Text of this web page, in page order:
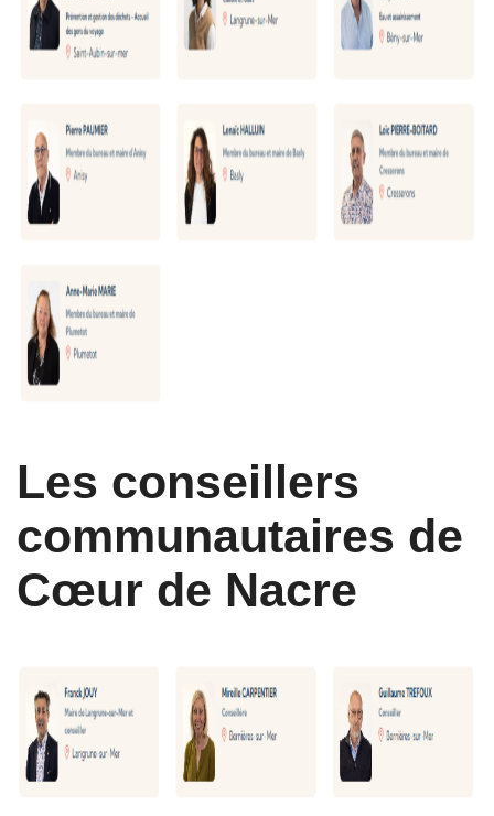
Les conseillers
communautaires de
Cœur de Nacre